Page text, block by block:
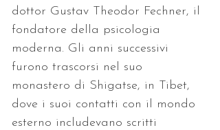
dottor Gustav Theodor Fechner, il
fondatore della psicologia
moderna. Gli anni successivi
furono trascorsi nel suo
monastero di Shigatse, in Tibet,
dove i suoi contatti con il mondo
esterno includevano scritti